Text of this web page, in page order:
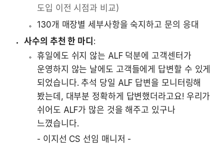
도입 이전 시점과 비교)
130개 매장별 세부사항을 숙지하고 문의 응대
사수의 추천 한 마디 :
휴일에도 쉬지 않는 ALF 덕분에 고객센터가
운영하지 않는 날에도 고객들에게 답변할 수 있게
되었습니다. 추석 당일 ALF 답변을 모니터링해
봤는데, 대부분 정확하게 답변했더라고요! 우리가
쉬어도 ALF가 많은 것을 해주고 있구나
느꼈습니다.
- 이지선 CS 선임 매니저 -